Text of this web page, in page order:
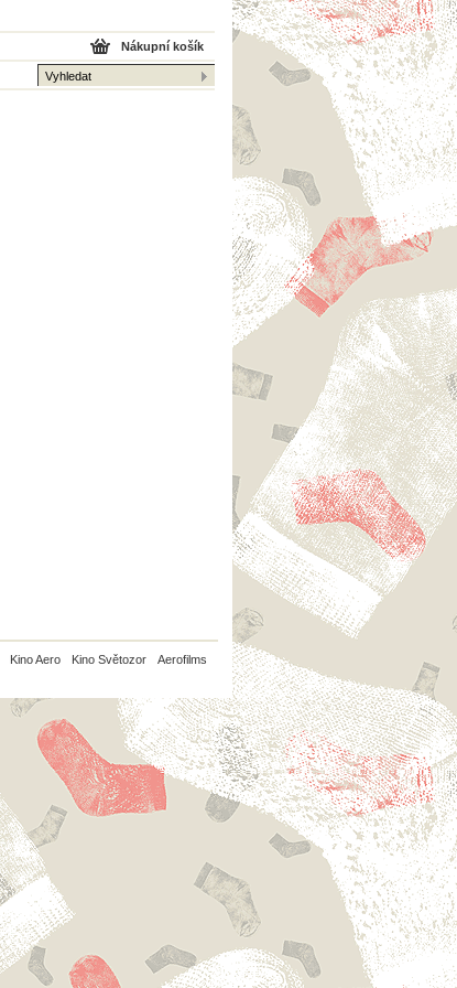
Nákupní košík
Kino Aero Kino Světozor Aerofilms